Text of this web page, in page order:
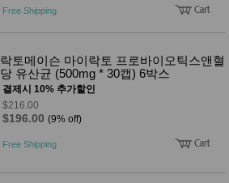
Free Shipping
락토메이슨 마이락토 프로바이오틱스앤혈
당 유산균 (500mg * 30캡) 6박스
결제시 10% 추가할인
$216.00
$196.00 (9% off)
Free Shipping